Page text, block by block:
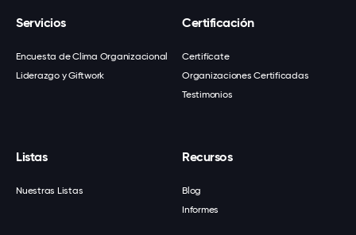
Servicios
Encuesta de Clima Organizacional
Liderazgo y Giftwork
Certificación
Certifícate
Organizaciones Certificadas
Testimonios
Listas
Nuestras Listas
Recursos
Blog
Informes